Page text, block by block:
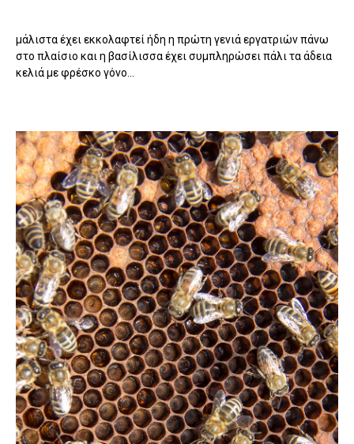
μάλιστα έχει εκκολαφτεί ήδη η πρώτη γενιά εργατριών πάνω
στο πλαίσιο και η βασίλισσα έχει συμπληρώσει πάλι τα άδεια
κελιά με φρέσκο γόνο...